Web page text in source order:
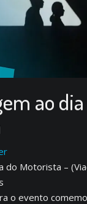
ao
do Motorista –
o evento